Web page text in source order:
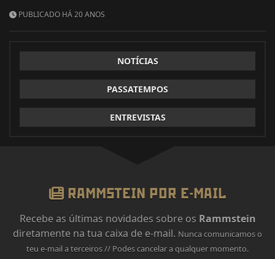
PUBLICADO HÁ 20 ANOS
NOTÍCIAS
PASSATEMPOS
ENTREVISTAS
RAMMSTEIN POR E-MAIL
Recebe as últimas novidades sobre os Rammstein
diretamente na tua caixa de e-mail. Nunca comunicamos o
teu e-mail a terceiros // Podes cancelar a qualquer momento.